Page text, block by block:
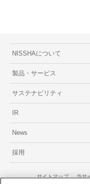
NISSHAについて
製品・サービス
サステナビリティ
IR
News
採用
サイトマップ 当サ